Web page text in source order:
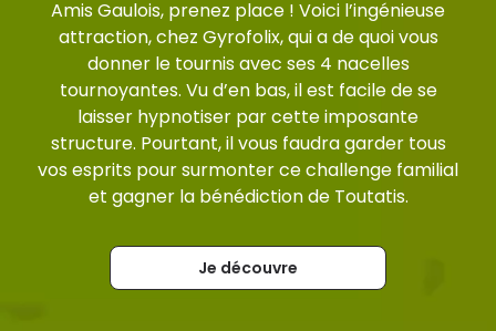
Amis Gaulois, prenez place ! Voici l’ingénieuse
attraction, chez Gyrofolix, qui a de quoi vous
donner le tournis avec ses 4 nacelles
tournoyantes. Vu d’en bas, il est facile de se
laisser hypnotiser par cette imposante
structure. Pourtant, il vous faudra garder tous
vos esprits pour surmonter ce challenge familial
et gagner la bénédiction de Toutatis.
Je découvre